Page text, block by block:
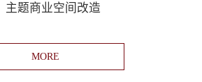
主题商业空间改造
MORE